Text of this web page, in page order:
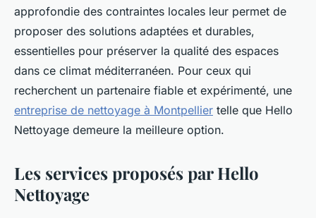
approfondie des contraintes locales leur permet de
proposer des solutions adaptées et durables,
essentielles pour préserver la qualité des espaces
dans ce climat méditerranéen. Pour ceux qui
recherchent un partenaire fiable et expérimenté, une
entreprise de nettoyage à Montpellier telle que Hello
Nettoyage demeure la meilleure option.
Les services proposés par Hello
Nettoyage